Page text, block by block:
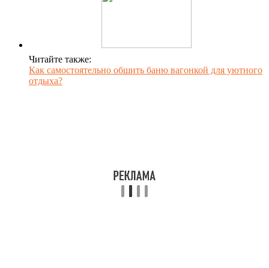
Читайте также:
Как самостоятельно обшить баню вагонкой для уютного
отдыха?